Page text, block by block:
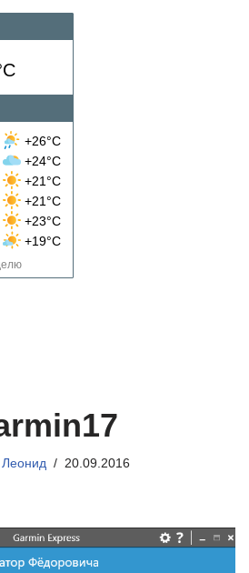
+26°C
+24°C
+21°C
+21°C
+23°C
+19°C
Леонид 20.09.2016